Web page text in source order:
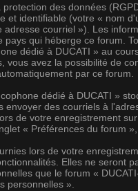
des données
et identifiable (votre « nom
courriel »). Les
qui héberge ce forum.
dédié à DUCATI » au
vous avez la possibilité de
par ce forum.
dédié à DUCATI »
des courriels à
de votre enregistrement
« Préférences du forum
lors de votre
Elles ne seront
que le forum «
personnelles ».